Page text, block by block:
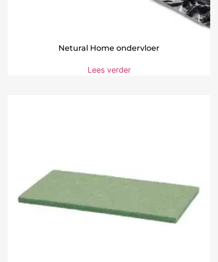
Netural Home ondervloer
Lees verder